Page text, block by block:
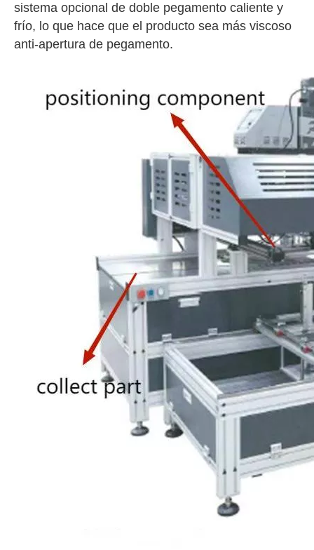
sistema opcional de doble pegamento caliente y
frío, lo que hace que el producto sea más viscoso
anti-apertura de pegamento.